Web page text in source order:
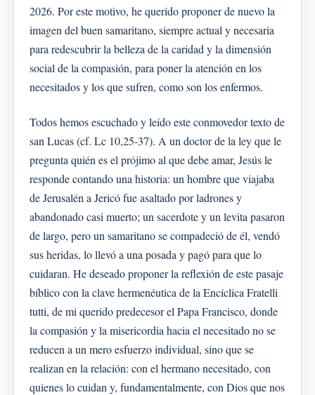
2026. Por este motivo, he querido proponer de nuevo la
imagen del buen samaritano, siempre actual y necesaria
para redescubrir la belleza de la caridad y la dimensión
social de la compasión, para poner la atención en los
necesitados y los que sufren, como son los enfermos.
Todos hemos escuchado y leído este conmovedor texto de
san Lucas (cf. Lc 10,25-37). A un doctor de la ley que le
pregunta quién es el prójimo al que debe amar, Jesús le
responde contando una historia: un hombre que viajaba
de Jerusalén a Jericó fue asaltado por ladrones y
abandonado casi muerto; un sacerdote y un levita pasaron
de largo, pero un samaritano se compadeció de él, vendó
sus heridas, lo llevó a una posada y pagó para que lo
cuidaran. He deseado proponer la reflexión de este pasaje
bíblico con la clave hermenéutica de la Encíclica Fratelli
tutti, de mi querido predecesor el Papa Francisco, donde
la compasión y la misericordia hacia el necesitado no se
reducen a un mero esfuerzo individual, sino que se
realizan en la relación: con el hermano necesitado, con
quienes lo cuidan y, fundamentalmente, con Dios que nos